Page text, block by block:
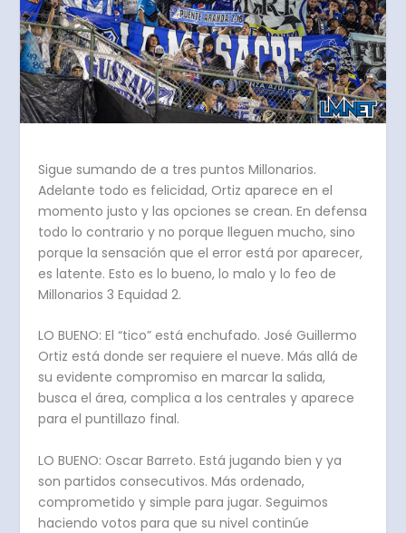
Sigue sumando de a tres puntos Millonarios.
Adelante todo es felicidad, Ortiz aparece en el
momento justo y las opciones se crean. En defensa
todo lo contrario y no porque lleguen mucho, sino
porque la sensación que el error está por aparecer,
es latente. Esto es lo bueno, lo malo y lo feo de
Millonarios 3 Equidad 2.
LO BUENO: El “tico” está enchufado. José Guillermo
Ortiz está donde ser requiere el nueve. Más allá de
su evidente compromiso en marcar la salida,
busca el área, complica a los centrales y aparece
para el puntillazo final.
LO BUENO: Oscar Barreto. Está jugando bien y ya
son partidos consecutivos. Más ordenado,
comprometido y simple para jugar. Seguimos
haciendo votos para que su nivel continúe